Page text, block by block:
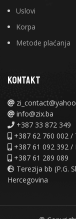
Uslovi
Korpa
Metode plaćanja
KONTAKT
info@zix.ba
+387 33 872 349
+387 62 760 002 /
+387 61 092 392 /
+387 61 289 089
Terezija bb (P.G.
Hercegovina